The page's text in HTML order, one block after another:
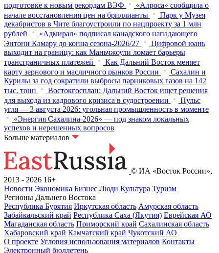
подготовке к новым рекордам ВЭФ
«Алроса» сообщила о
начале восстановления цен на бриллианты
Парк у Музея
декабристов в Чите благоустроили по нацпроекту за 1 млн
рублей
«Адмирал» подписал канадского нападающего
Энтони Камару до конца сезона-2026/27
Цифровой юань
выходит на границу: как Маньчжоули ломает барьеры
трансграничных платежей
Как Дальний Восток меняет
карту зернового и масличного рынков России
Сахалин и
Курилы за год сократили выбросы парниковых газов на 142
тыс. тонн
Востокгосплан: Дальний Восток ищет решения
для выхода из кадрового кризиса в судостроении
Пульс
угля — 3 августа 2026: угольная промышленность в моменте
«Энергия Сахалина-2026» — под знаком локальных
успехов и нерешенных вопросов
Больше материалов
© ИА «Восток России»,
2013 - 2026 16+
Новости Экономика Бизнес Люди Культура Туризм
Регионы Дальнего Востока
Республика Бурятия Иркутская область Амурская область
Забайкальский край Республика Саха (Якутия) Еврейская АО
Магаданская область Приморский край Сахалинская область
Хабаровский край Камчатский край Чукотский АО
О проекте Условия использования материалов Контакты
Электронный бюллетень